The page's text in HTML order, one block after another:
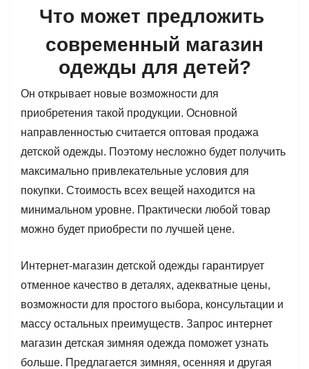
Что может предложить
современный магазин
одежды для детей?
Он открывает новые возможности для
приобретения такой продукции. Основной
направленностью считается оптовая продажа
детской одежды. Поэтому несложно будет получить
максимально привлекательные условия для
покупки. Стоимость всех вещей находится на
минимальном уровне. Практически любой товар
можно будет приобрести по лучшей цене.
Интернет-магазин детской одежды гарантирует
отменное качество в деталях, адекватные цены,
возможности для простого выбора, консультации и
массу остальных преимуществ. Запрос интернет
магазин детская зимняя одежда поможет узнать
больше. Предлагается зимняя, осенняя и другая